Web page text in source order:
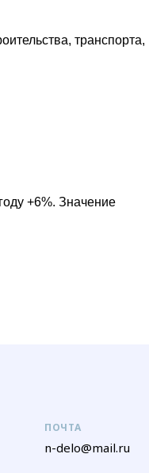
транспорта,
+6%. Значение
ПОЧТА
n-delo@mail.ru